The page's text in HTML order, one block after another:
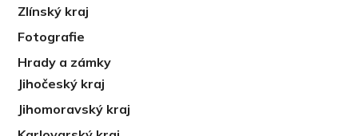
Zlínský kraj
Fotografie
Hrady a zámky
Jihočeský kraj
Jihomoravský kraj